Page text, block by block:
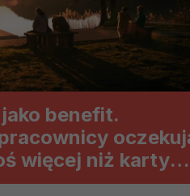
benefit.
więcej niż karty
dostępne w usługach, z
administratorów jest tzw.
trzecich będzie